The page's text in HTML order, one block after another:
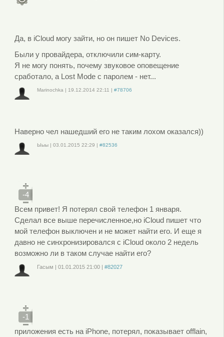
Да, в iCloud могу зайти, но он пишет No Devices.
Были у провайдера, отключили сим-карту.
Я не могу понять, почему звуковое оповещение
сработало, а Lost Mode с паролем - нет...
Marinochka | 19.12.2014 22:11 |#78706
Наверно чел нашедший его не таким лохом оказался))
Ыыы |03.01.2015 22:29 |#82536
-4
Всем привет! Я потерял свой телефон 1 января.
Сделал все выше перечисленное,но iCloud пишет что
мой телефон выключен и не может найти его. И еще я
давно не синхронизировался с iCloud около 2 недель
возможно ли в таком случае найти его?
Гасым |01.01.2015 21:00 |#82027
-1
приложения есть на iPhone, потерял, показывает offlain,